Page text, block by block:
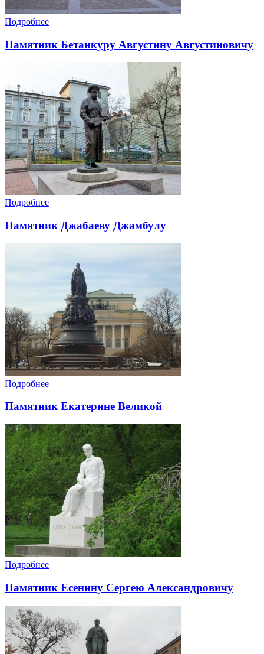
Подробнее
Памятник Бетанкуру Августину Августиновичу
Подробнее
Памятник Джабаеву Джамбулу
Подробнее
Памятник Екатерине Великой
Подробнее
Памятник Есенину Сергею Александровичу